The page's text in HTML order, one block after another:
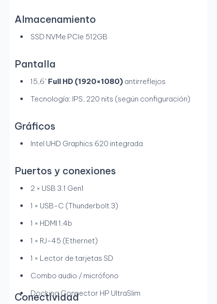
Almacenamiento
SSD NVMe PCIe 512GB
Pantalla
15,6" Full HD (1920×1080) antirreflejos
Tecnología: IPS, 220 nits (según configuración)
Gráficos
Intel UHD Graphics 620 integrada
Puertos y conexiones
2 × USB 3.1 Gen1
1 × USB-C (Thunderbolt 3)
1 × HDMI 1.4b
1 × RJ-45 (Ethernet)
1 × Lector de tarjetas SD
Combo audio / micrófono
Docking Connector HP UltraSlim
Conectividad